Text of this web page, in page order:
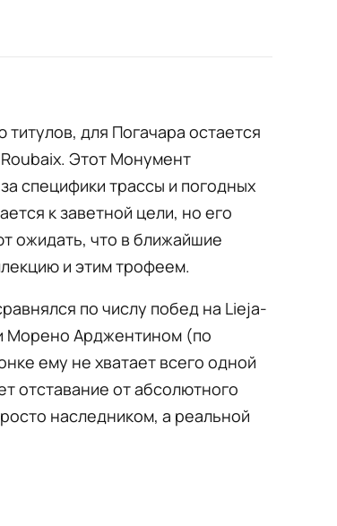
для Погачара остается
Этот Монумент
специфики трассы и погодных
к заветной цели, но его
ожидать, что в ближайшие
и этим трофеем.
по числу побед на Lieja-
Морено Арджентином (по
ему не хватает всего одной
отставание от абсолютного
наследником, а реальной